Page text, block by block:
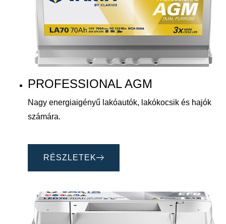
PROFESSIONAL AGM
Nagy energiaigényű lakóautók, lakókocsik és hajók
számára.
RÉSZLETEK